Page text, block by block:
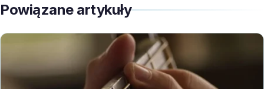
Powiązane artykuły